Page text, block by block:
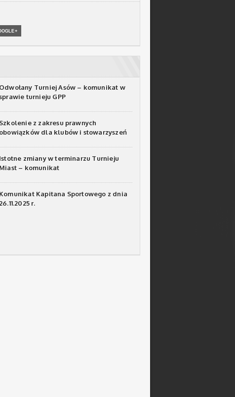
Odwołany Turniej Asów – komunikat w
turnieju GPP
Szkolenie z zakresu prawnych
obowiązków dla klubów i stowarzyszeń
Istotne zmiany w terminarzu Turnieju
Miast – komunikat
Komunikat Kapitana Sportowego z dnia
26.11.2025 r.